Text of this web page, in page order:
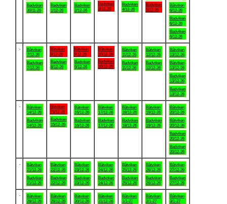
Badviken
30/11-26
Badviken
1/12-26
Badviken
2/12-26
Badviken
3/12-26
Badviken
4/12-26
Badviken
5/12-26
Båtviken
6/12-26
Badviken
6/12-26
Badviken
6/12-26
Båtviken
7/12-26
Badviken
7/12-26
Båtviken
8/12-26
Badviken
8/12-26
Båtviken
9/12-26
Badviken
9/12-26
Båtviken
10/12-26
Badviken
10/12-26
Båtviken
11/12-26
Badviken
11/12-26
Båtviken
12/12-26
Badviken
12/12-26
Båtviken
13/12-26
Båtviken
13/12-26
Badviken
13/12-26
Badviken
13/12-26
Båtviken
14/12-26
Badviken
14/12-26
Båtviken
15/12-26
Badviken
15/12-26
Båtviken
16/12-26
Badviken
16/12-26
Båtviken
17/12-26
Badviken
17/12-26
Båtviken
18/12-26
Badviken
18/12-26
Båtviken
19/12-26
Badviken
19/12-26
Båtviken
20/12-26
Båtviken
20/12-26
Badviken
20/12-26
Badviken
20/12-26
Båtviken
21/12-26
Badviken
21/12-26
Båtviken
22/12-26
Badviken
22/12-26
Båtviken
23/12-26
Badviken
23/12-26
Båtviken
24/12-26
Badviken
24/12-26
Båtviken
25/12-26
Badviken
25/12-26
Båtviken
26/12-26
Badviken
26/12-26
Båtviken
27/12-26
Badviken
27/12-26
Båtviken
28/12-26
Båtviken
29/12-26
Båtviken
30/12-26
Båtviken
31/12-26
Båtviken
1/1-27
Båtviken
2/1-27
Båtviken
3/1-27